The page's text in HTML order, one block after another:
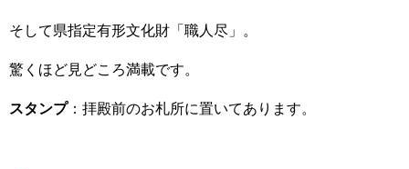
そして県指定有形文化財「職人尽」。
驚くほど見どころ満載です。
スタンプ：拝殿前のお札所に置いてあります。